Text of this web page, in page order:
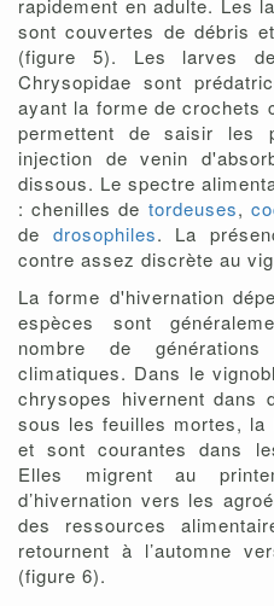
rapidement en adulte. Les
sont couvertes de débris
(figure 5). Les larves
Chrysopidae sont
ayant la forme de crochets
permettent de saisir les
injection de venin
dissous. Le spectre
: chenilles de tordeuses,
de drosophiles. La
contre assez discrète au
La forme d'hivernation
espèces sont
nombre de
climatiques. Dans le
chrysopes hivernent dans
sous les feuilles mortes,
et sont courantes dans
Elles migrent au
d’hivernation vers les
des ressources
retournent à l’automne
(figure 6).